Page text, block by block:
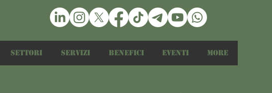
SETTORI Servizi Benefici Eventi More